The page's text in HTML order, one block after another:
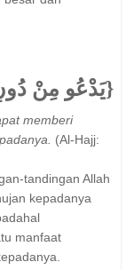
{يَدْعُو مِنْ دُونِ
memberi
(Al-Hajj:
tandingan Allah
kepadanya
manfaat